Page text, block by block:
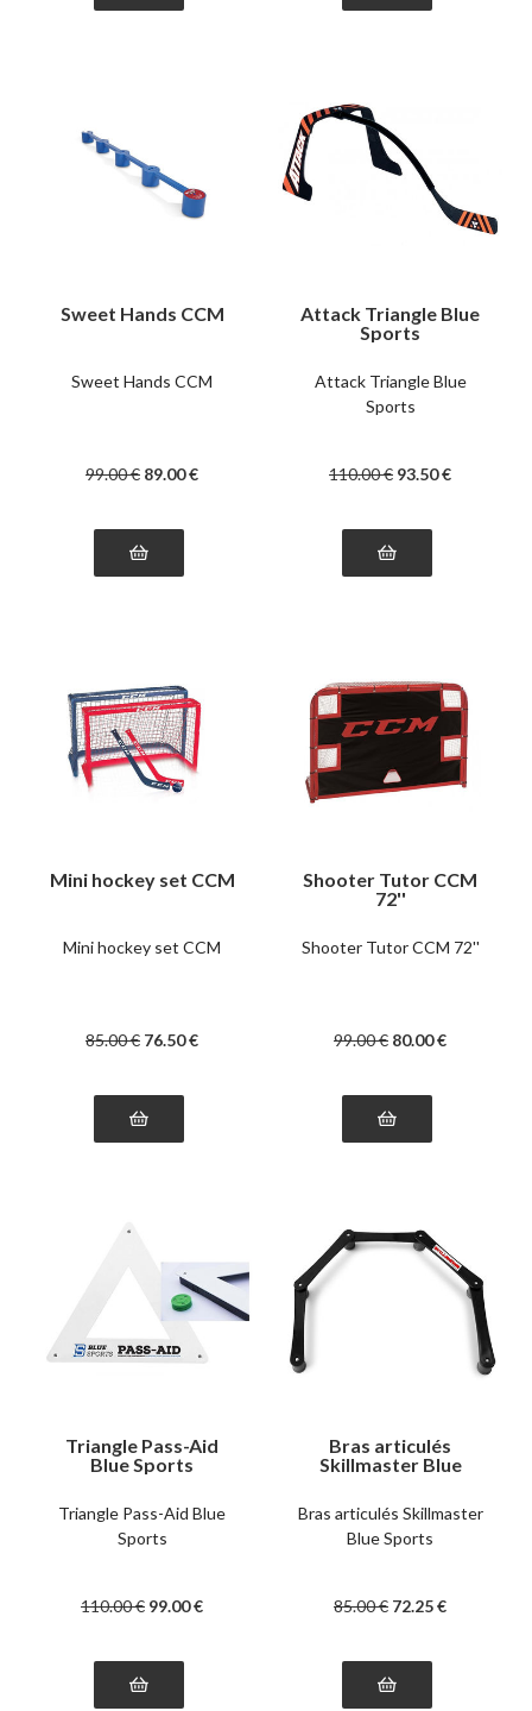
Sweet Hands CCM
Sweet Hands CCM
99.00€ 89.00€
Attack Triangle Blue
Sports
Attack Triangle Blue
Sports
110.00€ 93.50€
Mini hockey set CCM
Mini hockey set CCM
85.00€ 76.50€
Shooter Tutor CCM
72''
Shooter Tutor CCM 72''
99.00€ 80.00€
Triangle Pass-Aid
Blue Sports
Triangle Pass-Aid Blue
Sports
110.00€ 99.00€
Bras articulés
Skillmaster Blue
Bras articulés Skillmaster
Blue Sports
85.00€ 72.25€